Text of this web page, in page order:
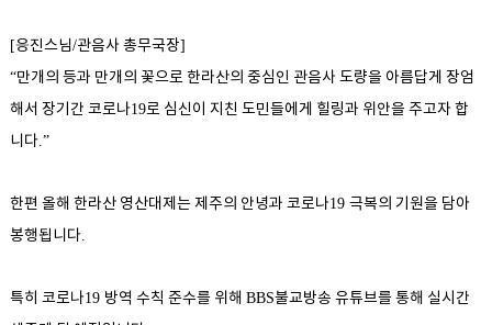
[응진스님/관음사 총무국장]
“만개의 등과 만개의 꽃으로 한라산의 중심인 관음사 도량을 아름답게 장엄
해서 장기간 코로나19로 심신이 지친 도민들에게 힐링과 위안을 주고자 합
니다.”
한편 올해 한라산 영산대제는 제주의 안녕과 코로나19 극복의 기원을 담아
봉행됩니다.
특히 코로나19 방역 수칙 준수를 위해 BBS불교방송 유튜브를 통해 실시간